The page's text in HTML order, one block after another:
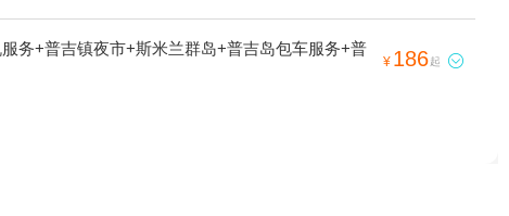
务+普吉镇夜市+斯米兰群岛+普吉岛包车服务+普
¥ 186起 